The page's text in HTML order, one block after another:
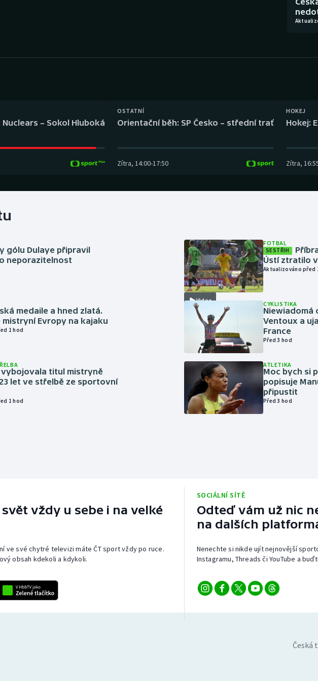
Gymnastika Plážový volejbal
– Sokol Hluboká
OSTATNÍ
Orientační běh: SP Česko – střední trať
Zítra, 14:00-17:50
HOKEJ
Hokej:
Zítra,
gólu Dulaye připravil
neporazitelnost
medaile a hned zlatá.
mistryní Evropy na kajaku
1 hod
titul mistryně
let ve střelbě ze sportovní
1 hod
Video
FOTBAL
SESTŘIH
Ústí ztratilo
Aktualizováno před
CYKLISTIKA
Niewiadomá
Ventoux a
France
Před 3 hod
ATLETIKA
Moc bych si
popisuje
připustit
Před 3 hod
vždy u sebe i na velké
ve své chytré televizi máte ČT sport vždy po ruce.
obsah kdekoli a kdykoli.
SOCIÁLNÍ SÍTĚ
Odteď vám už nic
na dalších
Nenechte si nikde ujít nejnovější
Instagramu, Threads či YouTube a
Česká